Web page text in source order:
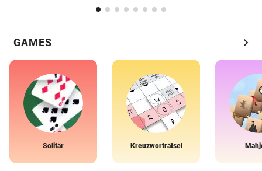
GAMES chevron_right
Solitär Kreuzworträtsel